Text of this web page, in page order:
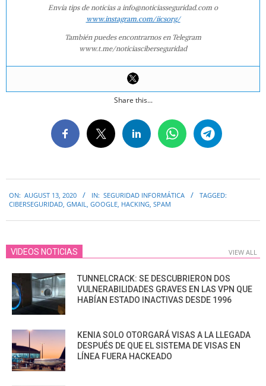
Envía tips de noticias a info@noticiasseguridad.com o
www.instagram.com/iicsorg/
También puedes encontrarnos en Telegram
www.t.me/noticiasciberseguridad
Share this...
08-
ON: AUGUST 13, 2020 IN: SEGURIDAD INFORMÁTICA
TAGGED:
CIBERSEGURIDAD, GMAIL, GOOGLE, HACKING, SPAM
VIDEOS NOTICIAS VIEW ALL
TUNNELCRACK: SE DESCUBRIERON DOS
VULNERABILIDADES GRAVES EN LAS VPN QUE
HABÍAN ESTADO INACTIVAS DESDE 1996
KENIA SOLO OTORGARÁ VISAS A LA LLEGADA
DESPUÉS DE QUE EL SISTEMA DE VISAS EN
LÍNEA FUERA HACKEADO